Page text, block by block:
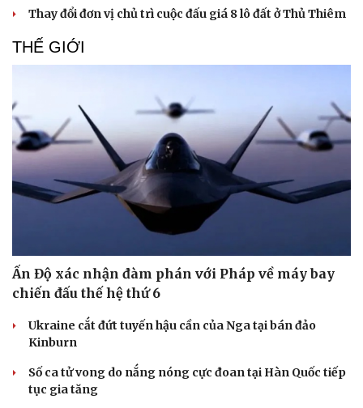
Vụ án
Tư vấn luật
Vũ khí
Thay đổi đơn vị chủ trì cuộc đấu giá 8 lô đất ở Thủ Thiêm
THẾ GIỚI
Ấn Độ xác nhận đàm phán với Pháp về máy bay
chiến đấu thế hệ thứ 6
Ukraine cắt đứt tuyến hậu cần của Nga tại bán đảo
Kinburn
Số ca tử vong do nắng nóng cực đoan tại Hàn Quốc tiếp
tục gia tăng